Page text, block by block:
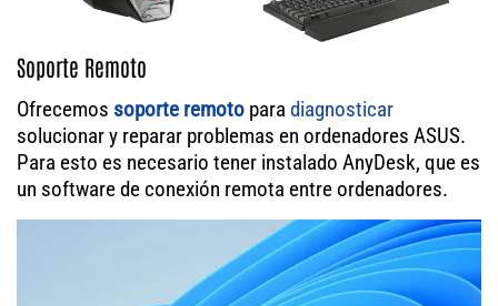
Soporte Remoto
Ofrecemos soporte remoto para diagnosticar
solucionar y reparar problemas en ordenadores ASUS.
Para esto es necesario tener instalado AnyDesk, que es
un software de conexión remota entre ordenadores.